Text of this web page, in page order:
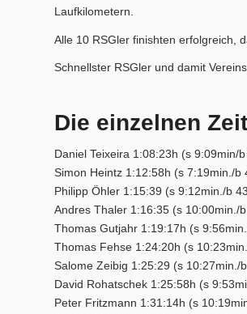
Aktuelles
Permanente RTF – Durchs
Bilder
Laufkilometern.
Alle 10 RSGler finishten erfolgreich,
Schnellster RSGler und damit
Die einzelnen
Daniel Teixeira 1:08:23h (s 9:09min/
Simon Heintz 1:12:58h (s 7:19min./
Philipp Öhler 1:15:39 (s 9:12min./b
Andres Thaler 1:16:35 (s 10:00min./
Thomas Gutjahr 1:19:17h (s
Thomas Fehse 1:24:20h (s
Salome Zeibig 1:25:29 (s 10:27min./
David Rohatschek 1:25:58h (s
Peter Fritzmann 1:31:14h (s